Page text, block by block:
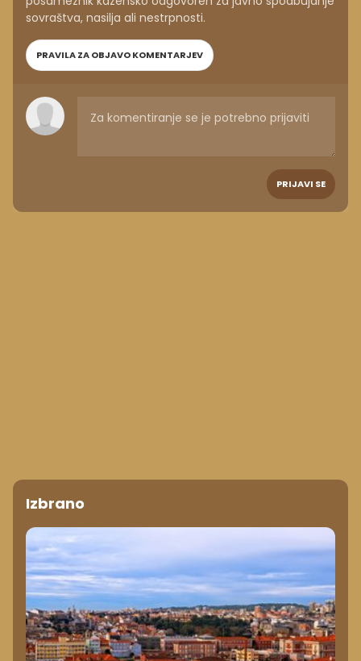
sovraštva, nasilja ali nestrpnosti.
PRAVILA ZA OBJAVO KOMENTARJEV
PRIJAVI SE
Izbrano